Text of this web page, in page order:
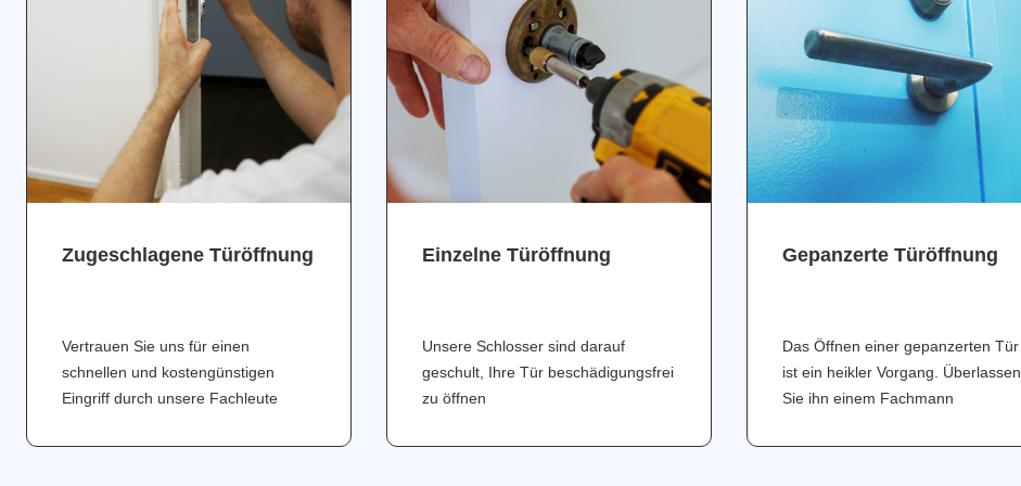
Zugeschlagene Türöffnung
Vertrauen Sie uns für einen
schnellen und kostengünstigen
Eingriff durch unsere Fachleute
Einzelne Türöffnung
Unsere Schlosser sind darauf
geschult, Ihre Tür beschädigungsfrei
zu öffnen
Gepanzerte Türöffnung
Das Öffnen einer gepanzerten Tür
ist ein heikler Vorgang. Überlassen
Sie ihn einem Fachmann